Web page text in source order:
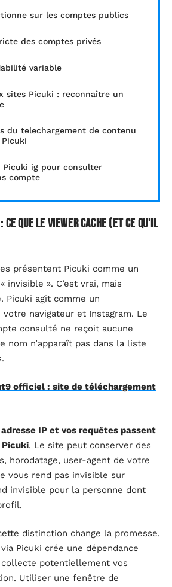
sur les comptes publics
des comptes privés
variable
sites Picuki : reconnaître un
du telechargement de contenu
Picuki ig pour consulter
compte
ce que le viewer cache (et ce qu’il
présentent Picuki comme un
invisible ». C’est vrai, mais
Picuki agit comme un
navigateur et Instagram. Le
consulté ne reçoit aucune
nom n’apparaît pas dans la liste
officiel : site de téléchargement
IP et vos requêtes passent
Picuki. Le site peut conserver des
horodatage, user-agent de votre
vous rend pas invisible sur
invisible pour la personne dont
distinction change la promesse.
Picuki crée une dépendance
potentiellement vos
Utiliser une fenêtre de